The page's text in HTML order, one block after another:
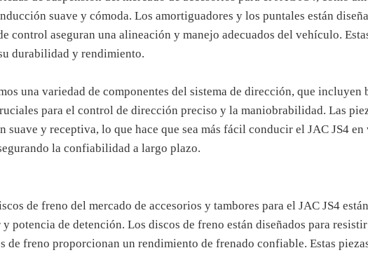
suave y cómoda. Los amortiguadores y los puntales están
control aseguran una alineación y manejo adecuados del vehículo.
durabilidad y rendimiento.
una variedad de componentes del sistema de dirección, que
para el control de dirección preciso y la maniobrabilidad. Las
y receptiva, lo que hace que sea más fácil conducir el JAC JS4
la confiabilidad a largo plazo.
de freno del mercado de accesorios y tambores para el JAC JS4
potencia de detención. Los discos de freno están diseñados para
de freno proporcionan un rendimiento de frenado confiable. Estas